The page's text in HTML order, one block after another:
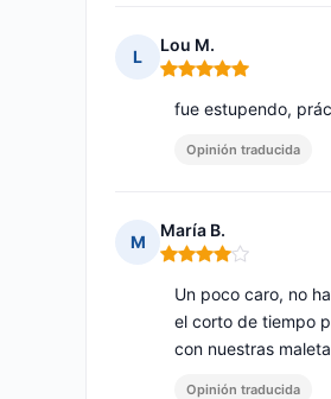
L
Lou M.
Nota: 5 de 5
fue estupendo,
Opinión traducida
M
María B.
Nota: 4 de 5
Un poco caro, no
el corto de tiempo
con nuestras
Opinión traducida